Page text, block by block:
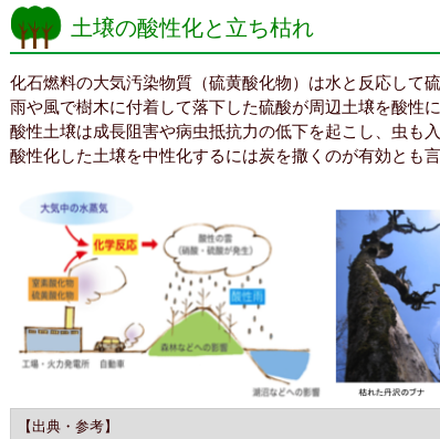
土壌の酸性化と立ち枯れ
化石燃料の大気汚染物質（硫黄酸化物）は水と反応して硫
雨や風で樹木に付着して落下した硫酸が周辺土壌を酸性に
酸性土壌は成長阻害や病虫抵抗力の低下を起こし、虫も
酸性化した土壌を中性化するには炭を撒くのが有効とも言
【出典・参考】